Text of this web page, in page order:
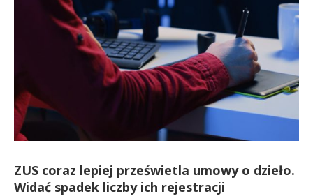
ZUS coraz lepiej prześwietla umowy o dzieło.
Widać spadek liczby ich rejestracji